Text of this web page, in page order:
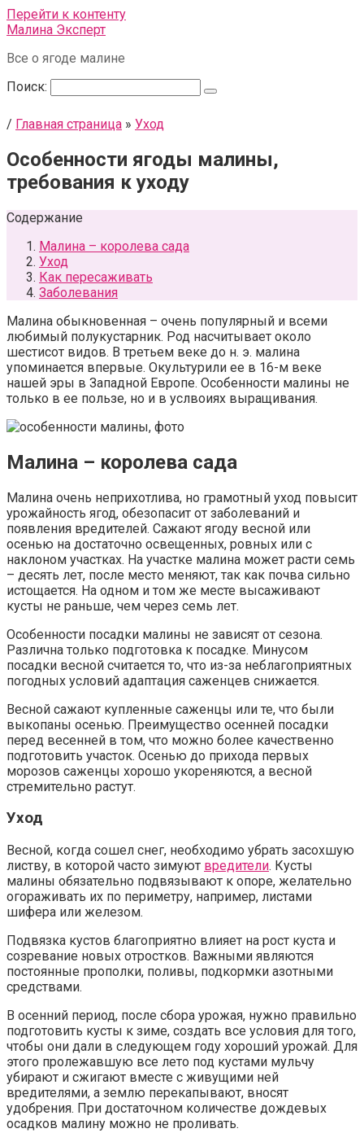
Перейти к контенту
Малина Эксперт
Все о ягоде малине
Поиск:
/ Главная страница » Уход
Особенности ягоды малины,
требования к уходу
Содержание
Малина – королева сада
Уход
Как пересаживать
Заболевания
Малина обыкновенная – очень популярный и всеми
любимый полукустарник. Род насчитывает около
шестисот видов. В третьем веке до н. э. малина
упоминается впервые. Окультурили ее в 16-м веке
нашей эры в Западной Европе. Особенности малины не
только в ее пользе, но и в услвоиях выращивания.
Малина – королева сада
Малина очень неприхотлива, но грамотный уход повысит
урожайность ягод, обезопасит от заболеваний и
появления вредителей. Сажают ягоду весной или
осенью на достаточно освещенных, ровных или с
наклоном участках. На участке малина может расти семь
– десять лет, после место меняют, так как почва сильно
истощается. На одном и том же месте высаживают
кусты не раньше, чем через семь лет.
Особенности посадки малины не зависят от сезона.
Различна только подготовка к посадке. Минусом
посадки весной считается то, что из-за неблагоприятных
погодных условий адаптация саженцев снижается.
Весной сажают купленные саженцы или те, что были
выкопаны осенью. Преимущество осенней посадки
перед весенней в том, что можно более качественно
подготовить участок. Осенью до прихода первых
морозов саженцы хорошо укореняются, а весной
стремительно растут.
Уход
Весной, когда сошел снег, необходимо убрать засохшую
листву, в которой часто зимуют вредители. Кусты
малины обязательно подвязывают к опоре, желательно
огораживать их по периметру, например, листами
шифера или железом.
Подвязка кустов благоприятно влияет на рост куста и
созревание новых отростков. Важными являются
постоянные прополки, поливы, подкормки азотными
средствами.
В осенний период, после сбора урожая, нужно правильно
подготовить кусты к зиме, создать все условия для того,
чтобы они дали в следующем году хороший урожай. Для
этого пролежавшую все лето под кустами мульчу
убирают и сжигают вместе с живущими ней
вредителями, а землю перекапывают, вносят
удобрения. При достаточном количестве дождевых
осадков малину можно не проливать.